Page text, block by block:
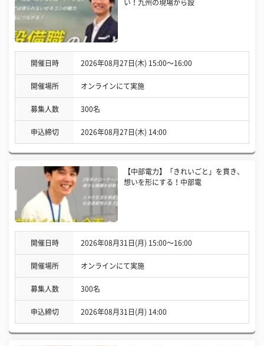
い！九州の現場から設
開催日時 2026年08月27日(木) 15:00〜16:00
開催場所 オンラインにて実施
募集人数 300名
申込締切 2026年08月27日(木) 14:00
【中部電力】「きれいごと」を貫き、
想いを形にする！中部電
開催日時 2026年08月31日(月) 15:00〜16:00
開催場所 オンラインにて実施
募集人数 300名
申込締切 2026年08月31日(月) 14:00